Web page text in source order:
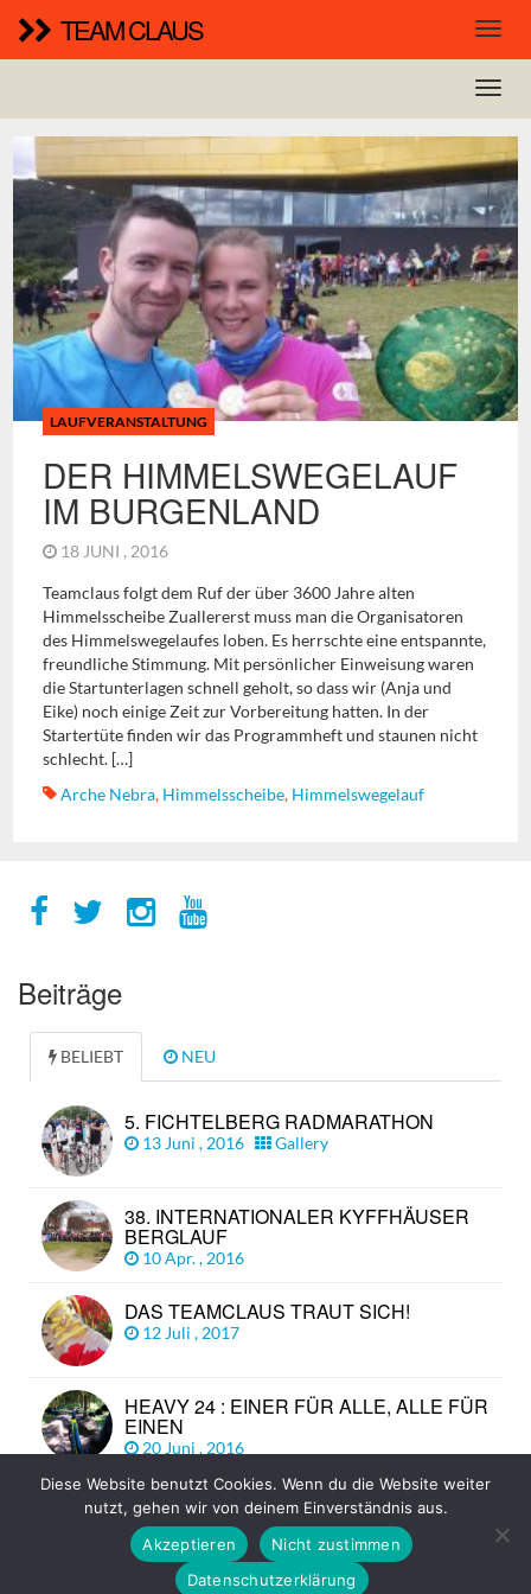
TEAM CLAUS
LAUFVERANSTALTUNG
DER HIMMELSWEGELAUF
IM BURGENLAND
18 JUNI , 2016
Teamclaus folgt dem Ruf der über 3600 Jahre alten
Himmelsscheibe Zuallererst muss man die Organisatoren
des Himmelswegelaufes loben. Es herrschte eine entspannte,
freundliche Stimmung. Mit persönlicher Einweisung waren
die Startunterlagen schnell geholt, so dass wir (Anja und
Eike) noch einige Zeit zur Vorbereitung hatten. In der
Startertüte finden wir das Programmheft und staunen nicht
schlecht. […]
Arche Nebra, Himmelsscheibe, Himmelswegelauf
Beiträge
BELIEBT NEU
5. FICHTELBERG RADMARATHON
13 Juni , 2016 Gallery
38. INTERNATIONALER KYFFHÄUSER
BERGLAUF
10 Apr. , 2016
DAS TEAMCLAUS TRAUT SICH!
12 Juli , 2017
HEAVY 24 : EINER FÜR ALLE, ALLE FÜR
EINEN
20 Juni , 2016
© Copyright 2026 TEAM CLAUS TOP
Diese Website benutzt Cookies. Wenn du die Website weiter
nutzt, gehen wir von deinem Einverständnis aus.
Akzeptieren
Nicht zustimmen
Datenschutzerklärung